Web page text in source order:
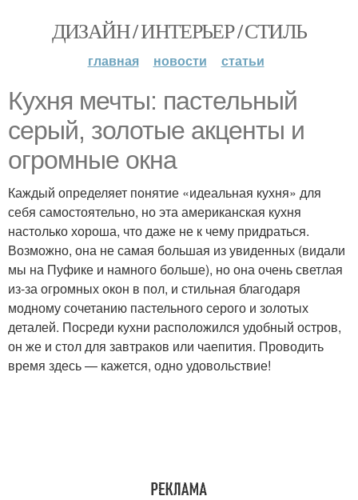
ДИЗАЙН / ИНТЕРЬЕР / СТИЛЬ
главная новости статьи
Кухня мечты: пастельный
серый, золотые акценты и
огромные окна
Каждый определяет понятие «идеальная кухня» для
себя самостоятельно, но эта американская кухня
настолько хороша, что даже не к чему придраться.
Возможно, она не самая большая из увиденных (видали
мы на Пуфике и намного больше), но она очень светлая
из-за огромных окон в пол, и стильная благодаря
модному сочетанию пастельного серого и золотых
деталей. Посреди кухни расположился удобный остров,
он же и стол для завтраков или чаепития. Проводить
время здесь — кажется, одно удовольствие!